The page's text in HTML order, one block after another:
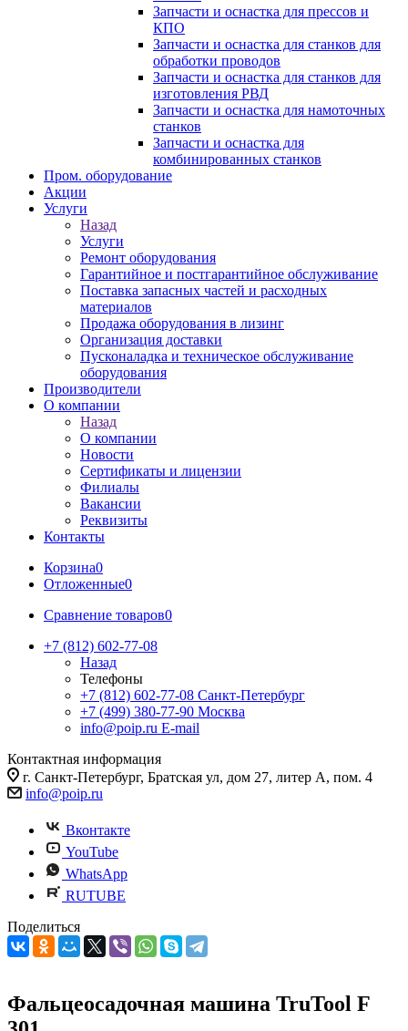
Запчасти и оснастка для прессов и
КПО
Запчасти и оснастка для станков для
обработки проводов
Запчасти и оснастка для станков для
изготовления РВД
Запчасти и оснастка для намоточных
станков
Запчасти и оснастка для
комбинированных станков
Пром. оборудование
Акции
Услуги
Назад
Услуги
Ремонт оборудования
Гарантийное и постгарантийное обслуживание
Поставка запасных частей и расходных
материалов
Продажа оборудования в лизинг
Организация доставки
Пусконаладка и техническое обслуживание
оборудования
Производители
О компании
Назад
О компании
Новости
Сертификаты и лицензии
Филиалы
Вакансии
Реквизиты
Контакты
Корзина0
Отложенные0
Сравнение товаров0
+7 (812) 602-77-08
Назад
Телефоны
+7 (812) 602-77-08 Санкт-Петербург
+7 (499) 380-77-90 Москва
info@poip.ru E-mail
Контактная информация
г. Санкт-Петербург, Братская ул, дом 27, литер А, пом. 4
info@poip.ru
Вконтакте
YouTube
WhatsApp
RUTUBE
Поделиться
Фальцеосадочная машина TruTool F